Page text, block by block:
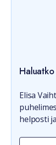
Elisa
helposti